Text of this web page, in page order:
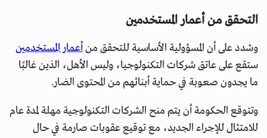
التحقق من أعمار المستخدمين
وشدد على أن المسؤولية الأساسية للتحقق منأعمار المستخدمين
ستقع على عاتق شركات التكنولوجيا، وليس الأهل، الذين غالبًا
ما يجدون صعوبة في حماية أبنائهم من المحتوى الضار.
وتتوقع الحكومة أن يتم منح الشركات التكنولوجية مهلة لمدة عام
للامتثال للإجراء الجديد، مع توقيع عقوبات صارمة في حال